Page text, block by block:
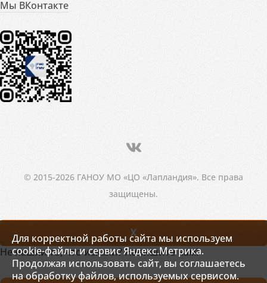
Мы ВКонтакте
© 2015-2026 ГАНОУ МО «ЦО «Лапландия». Все права
защищены.
Для корректной работы сайта мы используем
cookie-файлы и сервис Яндекс.Метрика.
Продолжая использовать сайт, вы соглашаетесь
на обработку файлов, используемых сервисом.
X
Не нашли то, что искали? Напишите нам!